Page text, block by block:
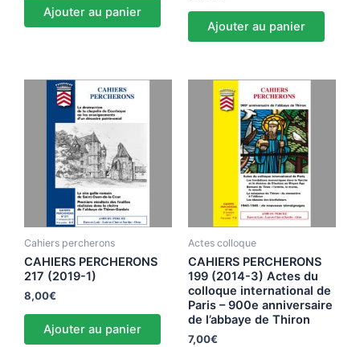
Ajouter au panier
Ajouter au panier
Cahiers percherons
CAHIERS PERCHERONS
217 (2019-1)
8,00€
Ajouter au panier
Actes colloque
CAHIERS PERCHERONS
199 (2014-3) Actes du
colloque international de
Paris – 900e anniversaire
de l’abbaye de Thiron
7,00€